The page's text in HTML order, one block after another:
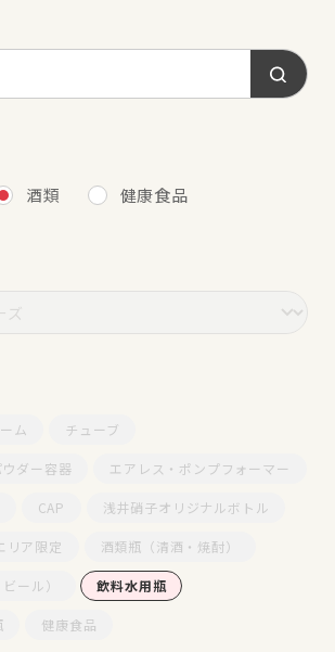
酒類 健康食品
ム チューブ
ダー容器 エアレス・ポンプフォーマー
CAP 浅井硝子オリジナルボトル
リア限定 酒類瓶（清酒・焼酎）
ール） 飲料水用瓶
健康食品